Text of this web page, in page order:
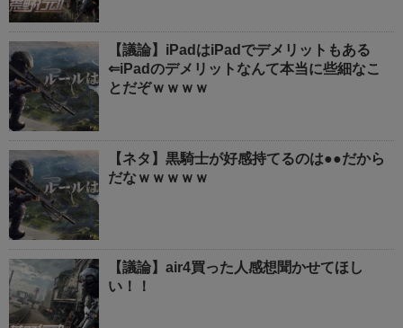
【議論】iPadはiPadでデメリットもある
⇐iPadのデメリットなんて本当に些細なこ
とだぞｗｗｗｗ
【ネタ】黒騎士が好感持てるのは●●だから
だなｗｗｗｗｗ
【議論】air4買った人感想聞かせてほし
い！！